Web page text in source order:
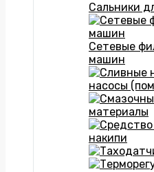
Сальники
Сетевые
машин
насосы
материалы
накипи